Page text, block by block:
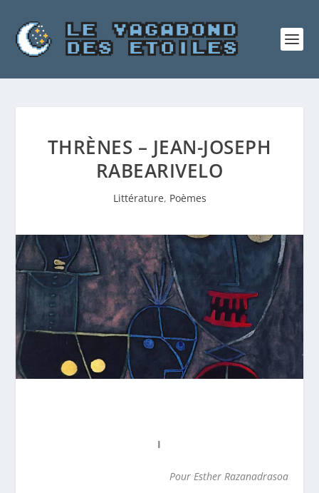
THRÈNES – JEAN-JOSEPH
RABEARIVELO
Littérature, Poèmes
I
Pour Esther Razanadrasoa